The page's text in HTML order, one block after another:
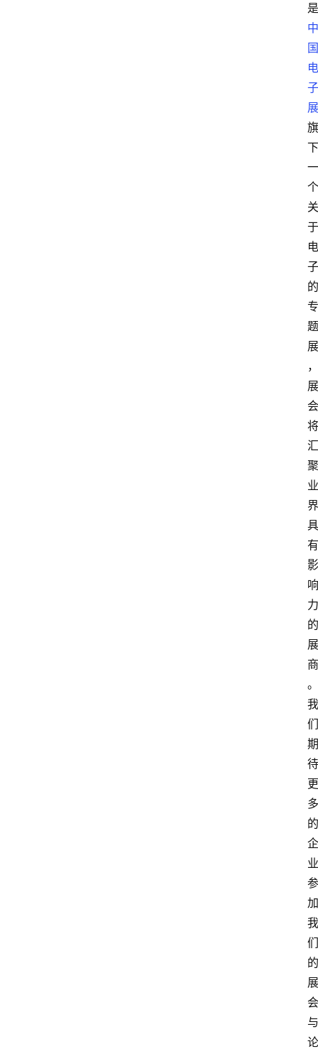
是
中
国
电
子
展
旗
下
一
个
关
于
电
子
的
专
题
展
，
展
会
将
汇
聚
业
界
具
有
影
响
力
的
展
商
。
我
们
期
待
更
多
的
企
业
参
加
我
们
的
展
会
与
论